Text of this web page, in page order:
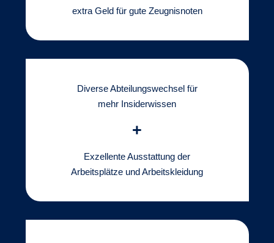
extra Geld für gute Zeugnisnoten
Diverse Abteilungswechsel für
mehr Insiderwissen
+
Exzellente Ausstattung der
Arbeitsplätze und Arbeitskleidung